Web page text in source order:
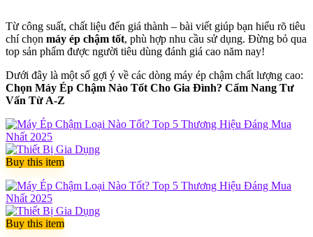
Từ công suất, chất liệu đến giá thành – bài viết giúp bạn hiểu rõ tiêu
chí chọn máy ép chậm tốt, phù hợp nhu cầu sử dụng. Đừng bỏ qua
top sản phẩm được người tiêu dùng đánh giá cao năm nay!
Dưới đây là một số gợi ý về các dòng máy ép chậm chất lượng cao:
Chọn Máy Ép Chậm Nào Tốt Cho Gia Đình? Cẩm Nang Tư
Vấn Từ A-Z
Buy this item
Buy this item